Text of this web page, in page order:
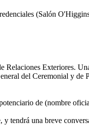
(Salón
Relaciones Exteriores.
del Ceremonial y de
de (nombre
y tendrá una breve